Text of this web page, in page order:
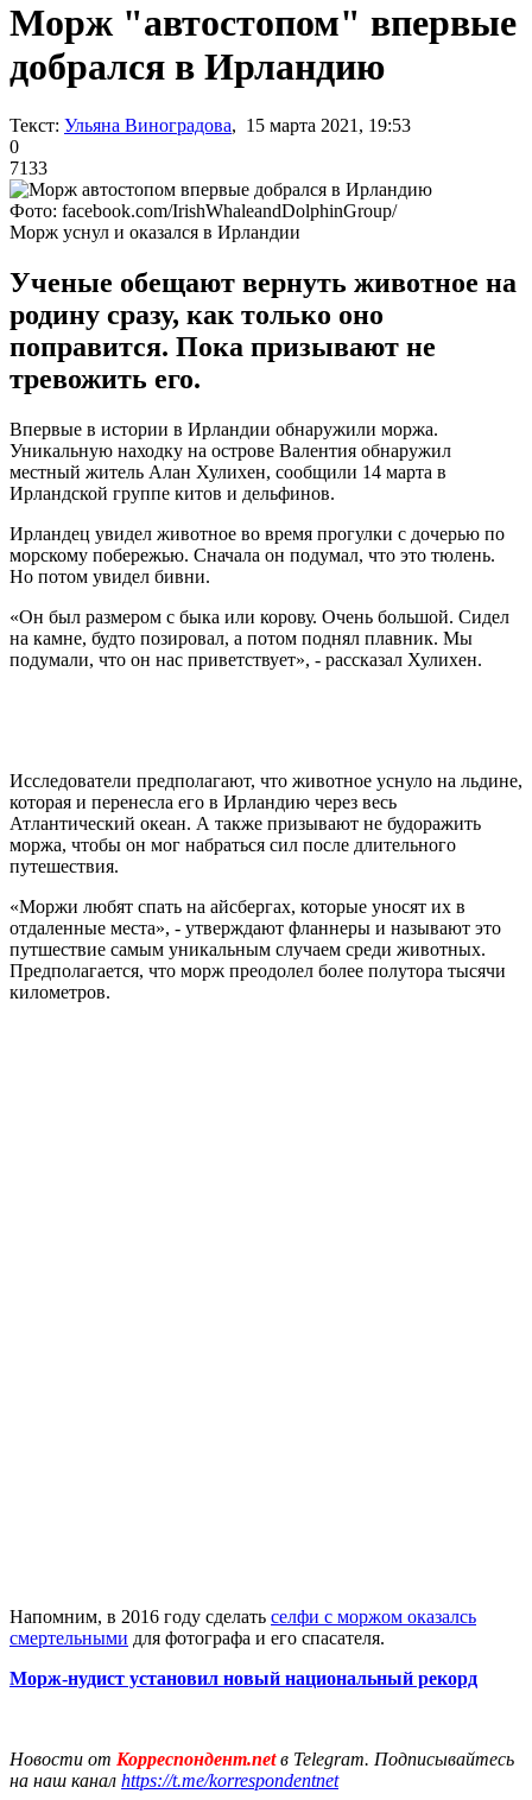
Морж "автостопом" впервые
добрался в Ирландию
Текст: Ульяна Виноградова, 15 марта 2021, 19:53
0
7133
Фото: facebook.com/IrishWhaleandDolphinGroup/
Морж уснул и оказался в Ирландии
Ученые обещают вернуть животное на
родину сразу, как только оно
поправится. Пока призывают не
тревожить его.
Впервые в истории в Ирландии обнаружили моржа.
Уникальную находку на острове Валентия обнаружил
местный житель Алан Хулихен, сообщили 14 марта в
Ирландской группе китов и дельфинов.
Ирландец увидел животное во время прогулки с дочерью по
морскому побережью. Сначала он подумал, что это тюлень.
Но потом увидел бивни.
«Он был размером с быка или корову. Очень большой. Сидел
на камне, будто позировал, а потом поднял плавник. Мы
подумали, что он нас приветствует», - рассказал Хулихен.
Исследователи предполагают, что животное уснуло на льдине,
которая и перенесла его в Ирландию через весь
Атлантический океан. А также призывают не будоражить
моржа, чтобы он мог набраться сил после длительного
путешествия.
«Моржи любят спать на айсбергах, которые уносят их в
отдаленные места», - утверждают фланнеры и называют это
путшествие самым уникальным случаем среди животных.
Предполагается, что морж преодолел более полутора тысячи
километров.
Напомним, в 2016 году сделать селфи с моржом оказалсь
смертельными для фотографа и его спасателя.
Морж-нудист установил новый национальный рекорд
Новости от Корреспондент.netв Telegram. Подписывайтесь
на наш канал https://t.me/korrespondentnet